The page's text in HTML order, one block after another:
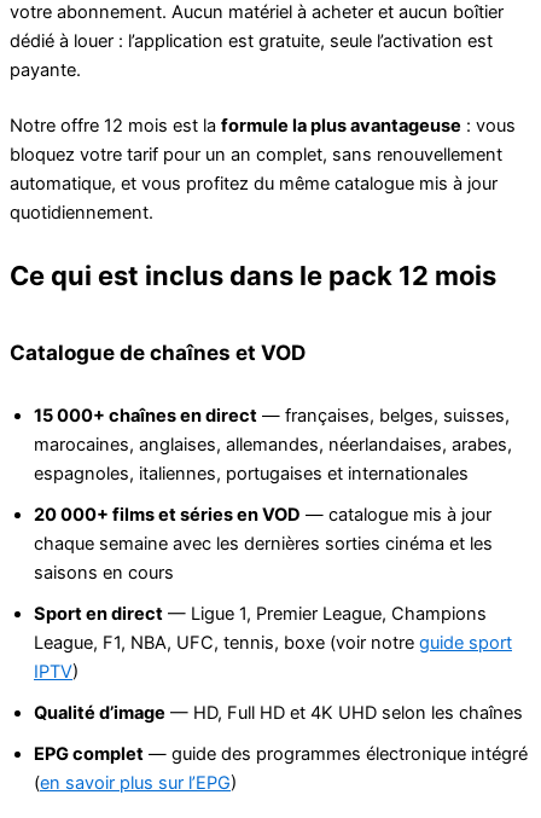
votre abonnement. Aucun matériel à acheter et aucun boîtier
dédié à louer : l’application est gratuite, seule l’activation est
payante.
Notre offre 12 mois est la formule la plus avantageuse : vous
bloquez votre tarif pour un an complet, sans renouvellement
automatique, et vous profitez du même catalogue mis à jour
quotidiennement.
Ce qui est inclus dans le pack 12 mois
Catalogue de chaînes et VOD
15 000+ chaînes en direct — françaises, belges, suisses,
marocaines, anglaises, allemandes, néerlandaises, arabes,
espagnoles, italiennes, portugaises et internationales
20 000+ films et séries en VOD — catalogue mis à jour
chaque semaine avec les dernières sorties cinéma et les
saisons en cours
Sport en direct — Ligue 1, Premier League, Champions
League, F1, NBA, UFC, tennis, boxe (voir notre guide sport
IPTV)
Qualité d’image — HD, Full HD et 4K UHD selon les chaînes
EPG complet — guide des programmes électronique intégré
(en savoir plus sur l’EPG)